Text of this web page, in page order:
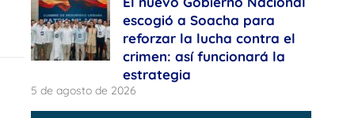
escogió a Soacha para
reforzar la lucha contra el
crimen: así funcionará la
estrategia
5 de agosto de 2026